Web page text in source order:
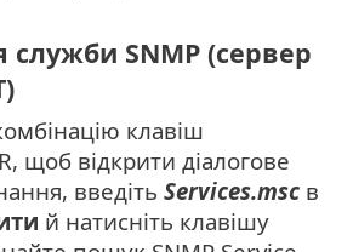
служби SNMP (сервер
клавіш
щоб відкрити діалогове
введіть Services.msc в
й натисніть клавішу